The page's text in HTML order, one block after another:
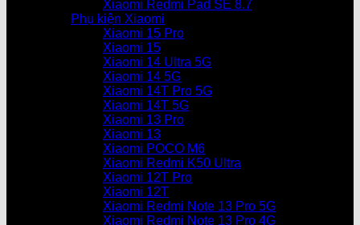
Xiaomi Redmi Pad SE 8.7
Phụ kiện Xiaomi
Xiaomi 15 Pro
Xiaomi 15
Xiaomi 14 Ultra 5G
Xiaomi 14 5G
Xiaomi 14T Pro 5G
Xiaomi 14T 5G
Xiaomi 13 Pro
Xiaomi 13
Xiaomi POCO M6
Xiaomi Redmi K50 Ultra
Xiaomi 12T Pro
Xiaomi 12T
Xiaomi Redmi Note 13 Pro 5G
Xiaomi Redmi Note 13 Pro 4G